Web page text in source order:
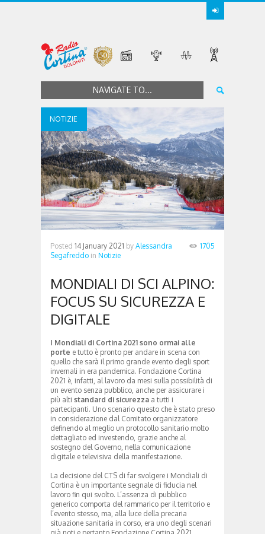
NAVIGATE TO...
NOTIZIE
Posted 14 January 2021 by Alessandra
Segafreddo in Notizie
1705
MONDIALI DI SCI ALPINO:
FOCUS SU SICUREZZA E
DIGITALE
I Mondiali di Cortina 2021 sono ormai alle
porte e tutto è pronto per andare in scena con
quello che sarà il primo grande evento degli sport
invernali in era pandemica. Fondazione Cortina
2021 è, infatti, al lavoro da mesi sulla possibilità di
un evento senza pubblico, anche per assicurare i
più alti standard di sicurezza a tutti i
partecipanti. Uno scenario questo che è stato preso
in considerazione dal Comitato organizzatore
definendo al meglio un protocollo sanitario molto
dettagliato ed investendo, grazie anche al
sostegno del Governo, nella comunicazione
digitale e televisiva della manifestazione.
La decisione del CTS di far svolgere i Mondiali di
Cortina è un importante segnale di fiducia nel
lavoro fin qui svolto. L’assenza di pubblico
generico comporta del rammarico per il territorio e
l’evento stesso, ma, alla luce della precaria
situazione sanitaria in corso, era uno degli scenari